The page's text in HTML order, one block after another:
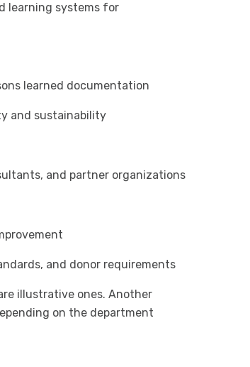
learning systems for
learned documentation
and sustainability
and partner organizations
and donor requirements
illustrative ones. Another
on the department